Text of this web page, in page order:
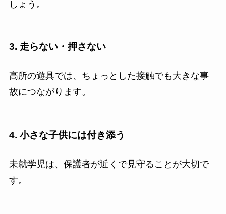
しょう。
3. 走らない・押さない
高所の遊具では、ちょっとした接触でも大きな事
故につながります。
4. 小さな子供には付き添う
未就学児は、保護者が近くで見守ることが大切で
す。